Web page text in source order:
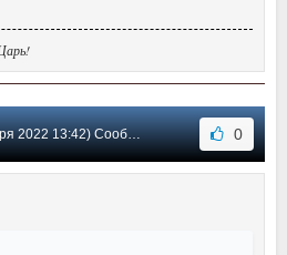
13:42) Сообщение #3 0